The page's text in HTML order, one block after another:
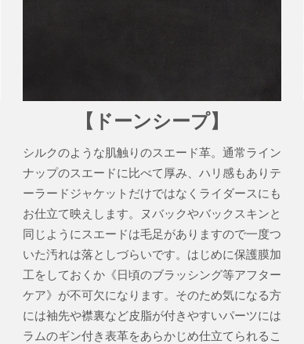
【ドーンシープ】
シルクのような肌触りのスエード革。通常ライン
ナップのスエードに比べて厚み、ハリ感もありテ
ーラードジャケットだけではなくライダースにも
お仕立て映えします。ヌバックやバックスキンと
同じようにスエードは毛足がありますので一度つ
いた汚れは落としづらいです。はじめに保護膜加
工をしておくか《日頃のブラッシング等アフター
ケア》が不可欠になります。そのため気になる方
には袖先や襟裏など皮脂が付きやすいパーツには
ラムのギン付き表革をあらかじめ仕立てられるこ